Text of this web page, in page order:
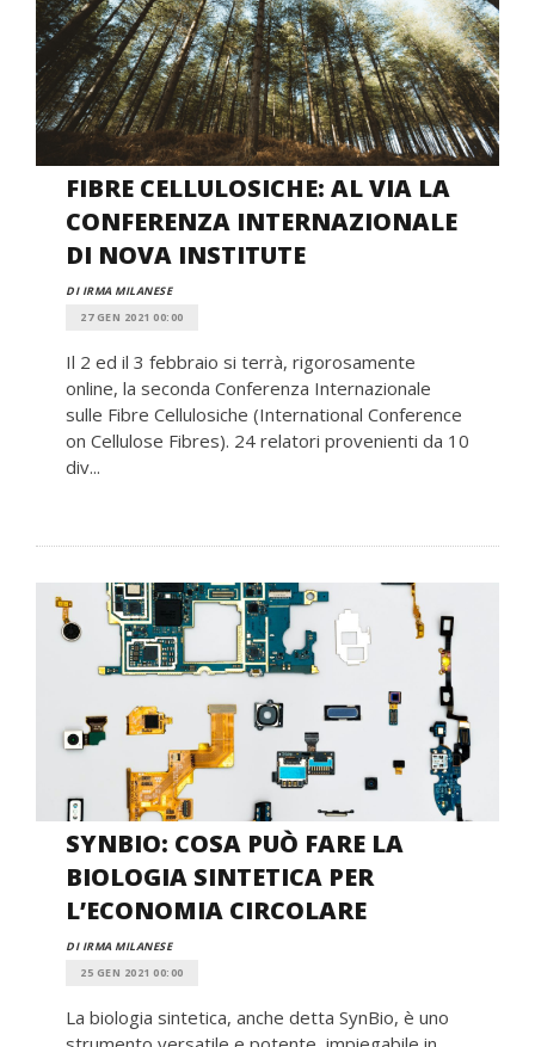
FIBRE CELLULOSICHE: AL VIA LA
CONFERENZA INTERNAZIONALE
DI NOVA INSTITUTE
DI IRMA MILANESE
27 GEN 2021 00:00
Il 2 ed il 3 febbraio si terrà, rigorosamente
online, la seconda Conferenza Internazionale
sulle Fibre Cellulosiche (International Conference
on Cellulose Fibres). 24 relatori provenienti da 10
div...
SYNBIO: COSA PUÒ FARE LA
BIOLOGIA SINTETICA PER
L’ECONOMIA CIRCOLARE
DI IRMA MILANESE
25 GEN 2021 00:00
La biologia sintetica, anche detta SynBio, è uno